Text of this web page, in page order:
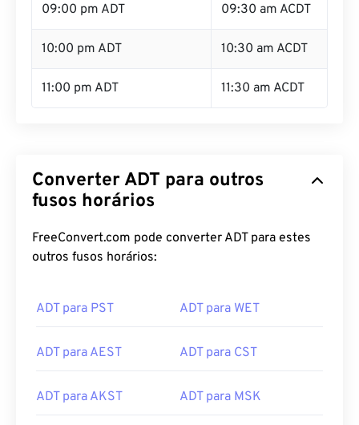
08:00 pm ADT 08:30 am ACDT
09:00 pm ADT 09:30 am ACDT
10:00 pm ADT 10:30 am ACDT
fusos horários
ADT para PST ADT para WET
ADT para AEST ADT para CST